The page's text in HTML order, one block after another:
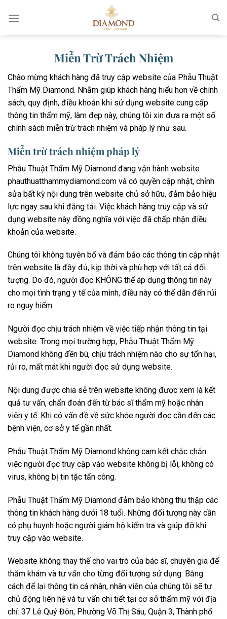
đến
Miễn Trừ Trách Nhiệm
Chào mừng khách hàng đã truy cập website của Phẫu Thuật
Thẩm Mỹ Diamond. Nhằm giúp khách hàng hiểu hơn về chính
sách, quy định, điều khoản khi sử dụng website cung cấp
thông tin thẩm mỹ, làm đẹp này, chúng tôi xin đưa ra một số
chính sách miễn trừ trách nhiệm và pháp lý như sau.
Miễn trừ trách nhiệm pháp lý
Phẫu Thuật Thẩm Mỹ Diamond đang vận hành website
phauthuatthammydiamond.com và có quyền cập nhật, chỉnh
sửa bất kỳ nội dung trên website chủ sở hữu, đảm bảo hiệu
lực ngay sau khi đăng tải. Việc khách hàng truy cập và sử
dụng website này đồng nghĩa với việc đã chấp nhận điều
khoản của website.
Chúng tôi không tuyên bố và đảm bảo các thông tin cập nhật
trên website là đầy đủ, kịp thời và phù hợp với tất cả đối
tượng. Do đó, người đọc KHÔNG thể áp dụng thông tin này
cho mọi tình trạng y tế của mình, điều này có thể dẫn đến rủi
ro nguy hiểm.
Người đọc chịu trách nhiệm về việc tiếp nhận thông tin tại
website. Trong mọi trường hợp, Phẫu Thuật Thẩm Mỹ
Diamond không đền bù, chịu trách nhiệm nào cho sự tổn hại,
rủi ro, mất mát khi người đọc sử dụng website.
Nội dung được chia sẻ trên website không được xem là kết
quả tư vấn, chẩn đoán đến từ bác sĩ thẩm mỹ hoặc nhân
viên y tế. Khi có vấn đề về sức khỏe người đọc cần đến các
bệnh viện, cơ sở y tế gần nhất.
Phẫu Thuật Thẩm Mỹ Diamond không cam kết chắc chắn
việc người đọc truy cập vào website không bị lỗi, không có
virus, không bị tin tặc tấn công.
Phẫu Thuật Thẩm Mỹ Diamond đảm bảo không thu thập các
thông tin khách hàng dưới 18 tuổi. Những đối tượng này cần
có phụ huynh hoặc người giám hộ kiểm tra và giúp đỡ khi
truy cập vào website.
Website không thay thế cho vai trò của bác sĩ, chuyên gia để
thăm khám và tư vấn cho từng đối tượng sử dụng. Bằng
cách để lại thông tin cá nhân, nhân viên của chúng tôi sẽ tự
chủ động liên hệ và tư vấn chi tiết tại cơ sở thẩm mỹ với địa
chỉ: 37 Lê Quý Đôn, Phường Võ Thị Sáu, Quận 3, Thành phố